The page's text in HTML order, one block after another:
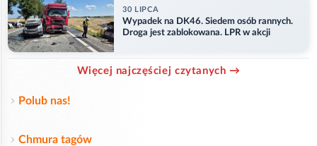
30 LIPCA
Wypadek na DK46. Siedem osób rannych.
Droga jest zablokowana. LPR w akcji
Więcej najczęściej czytanych →
Polub nas!
Chmura tagów